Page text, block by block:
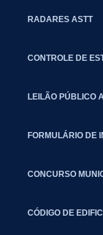
RADARES ASTT
CONTROLE DE
LEILÃO PÚBLICO
FORMULÁRIO DE
CONCURSO
CÓDIGO DE